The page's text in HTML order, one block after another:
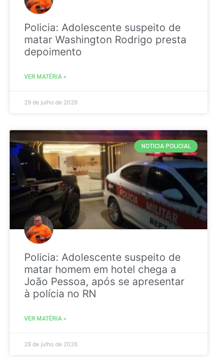
Policia: Adolescente suspeito de
matar Washington Rodrigo presta
depoimento
VER MATÉRIA »
29 de julho de 2026
NOTICIA POLICIAL
Policia: Adolescente suspeito de
matar homem em hotel chega a
João Pessoa, após se apresentar
à polícia no RN
VER MATÉRIA »
28 de julho de 2026